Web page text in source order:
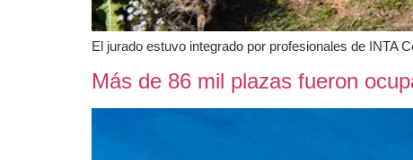
El jurado estuvo integrado por profesionales de INTA
Más de 86 mil plazas fueron